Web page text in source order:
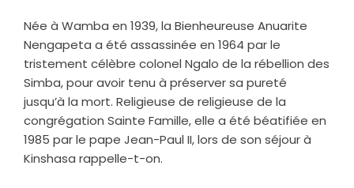
Née à Wamba en 1939, la Bienheureuse Anuarite
Nengapeta a été assassinée en 1964 par le
tristement célèbre colonel Ngalo de la rébellion des
Simba, pour avoir tenu à préserver sa pureté
jusqu’à la mort. Religieuse de religieuse de la
congrégation Sainte Famille, elle a été béatifiée en
1985 par le pape Jean-Paul II, lors de son séjour à
Kinshasa rappelle-t-on.